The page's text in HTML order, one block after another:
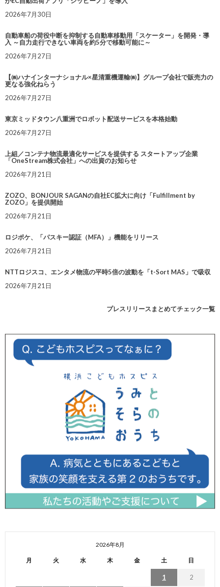
2026年7月30日
自動車船の荷役中断を抑制する自動車移動用「スケーター」を開発・導
入 ～自力走行できない車両を約5分で移動可能に～
2026年7月27日
【㈱ハナインターナショナル×星清重機運輸㈱】グループ会社で販売力の
更なる強化ねらう
2026年7月27日
東京ミッドタウン八重洲でロボット配送サービスを本格始動
2026年7月27日
上組／コンテナ物流最適化サービスを提供する スタートアップ企業
「OneStream株式会社」への出資のお知らせ
2026年7月21日
ZOZO、BONJOUR SAGANの自社EC拡大に向け「Fulfillment by
ZOZO」を提供開始
2026年7月21日
ロジポケ、「パスキー認証（MFA）」機能をリリース
2026年7月21日
NTTロジスコ、エンタメ物流の平時5倍の波動を「t-Sort MAS」で吸収
2026年7月21日
プレスリリースまとめてチェック一覧
2026年8月
月 火 水 木 金 土 日
1 2